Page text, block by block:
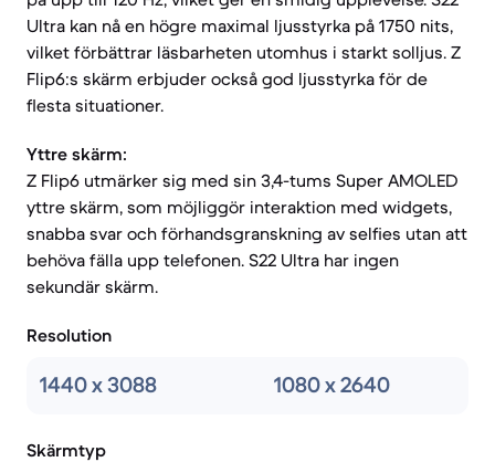
Ultra kan nå en högre maximal ljusstyrka på 1750 nits,
vilket förbättrar läsbarheten utomhus i starkt solljus. Z
Flip6:s skärm erbjuder också god ljusstyrka för de
flesta situationer.
Yttre skärm:
Z Flip6 utmärker sig med sin 3,4-tums Super AMOLED
yttre skärm, som möjliggör interaktion med widgets,
snabba svar och förhandsgranskning av selfies utan att
behöva fälla upp telefonen. S22 Ultra har ingen
sekundär skärm.
Resolution
1440 x 3088 1080 x 2640
Skärmtyp